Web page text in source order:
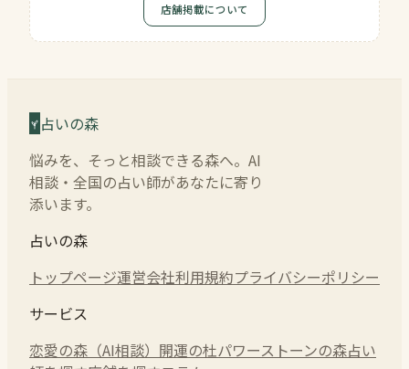
店舗掲載について
占いの森
悩みを、そっと相談できる森へ。AI
相談・全国の占い師があなたに寄り
添います。
占いの森
トップページ運営会社利用規約プライバシーポリシー
サービス
恋愛の森（AI相談） 開運の杜パワーストーンの森占い